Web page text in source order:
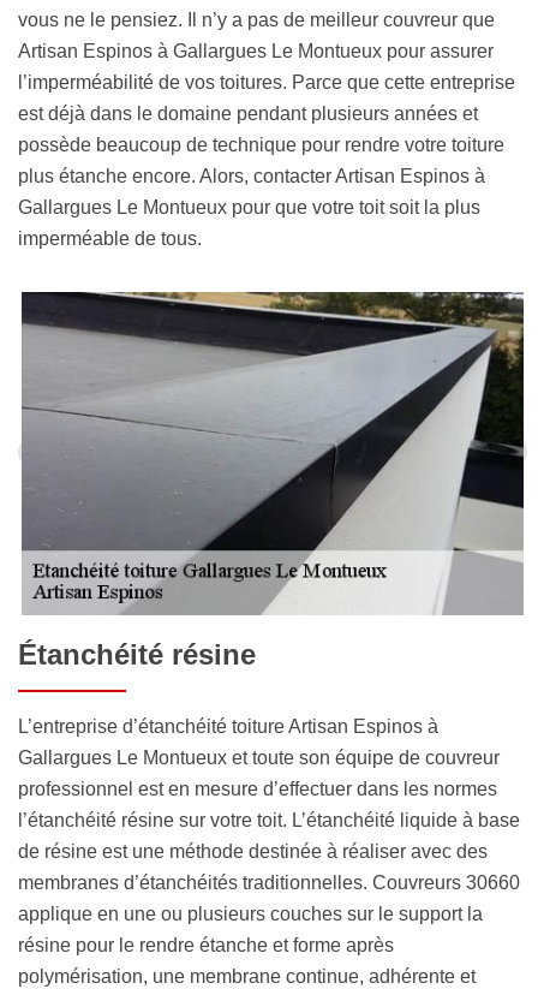
vous ne le pensiez. Il n’y a pas de meilleur couvreur que
Artisan Espinos à Gallargues Le Montueux pour assurer
l’imperméabilité de vos toitures. Parce que cette entreprise
est déjà dans le domaine pendant plusieurs années et
possède beaucoup de technique pour rendre votre toiture
plus étanche encore. Alors, contacter Artisan Espinos à
Gallargues Le Montueux pour que votre toit soit la plus
imperméable de tous.
Étanchéité résine
L’entreprise d’étanchéité toiture Artisan Espinos à
Gallargues Le Montueux et toute son équipe de couvreur
professionnel est en mesure d’effectuer dans les normes
l’étanchéité résine sur votre toit. L’étanchéité liquide à base
de résine est une méthode destinée à réaliser avec des
membranes d’étanchéités traditionnelles. Couvreurs 30660
applique en une ou plusieurs couches sur le support la
résine pour le rendre étanche et forme après
polymérisation, une membrane continue, adhérente et